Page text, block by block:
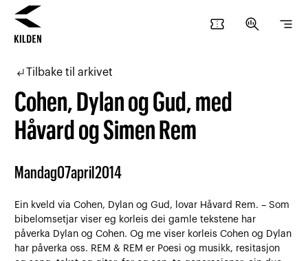
confirmation_number search_insights segment
subdirectory_arrow_leftTilbake til arkivet
Cohen, Dylan og Gud, med
Håvard og Simen Rem
Mandag07april2014
Ein kveld via Cohen, Dylan og Gud, lovar Håvard Rem. – Som
bibelomsetjar viser eg korleis dei gamle tekstene har
påverka Dylan og Cohen. Og me viser korleis Cohen og Dylan
har påverka oss. REM & REM er Poesi og musikk, resitasjon